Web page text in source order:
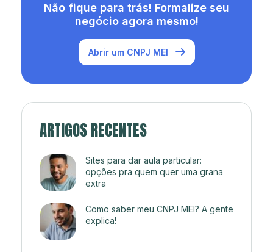
Não fique para trás! Formalize seu
negócio agora mesmo!
Abrir um CNPJ MEI
ARTIGOS RECENTES
Sites para dar aula particular:
opções pra quem quer uma grana
extra
Como saber meu CNPJ MEI? A gente
explica!